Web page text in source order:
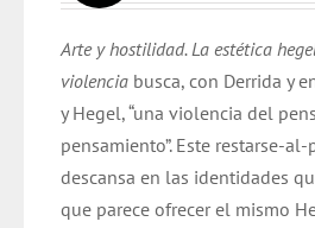
$
Arte y hostilidad. La estética
violencia busca, con Derrida y
y Hegel, “una violencia del
pensamiento”. Este restarse-
descansa en las identidades
que parece ofrecer el mismo